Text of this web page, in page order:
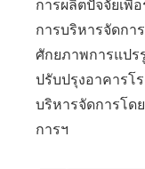
การผลิตปัจจัยเพื่
การบริหารจัดก
ศักยภาพการแปร
ปรับปรุงอาคารโ
บริหารจัดการโด
การฯ